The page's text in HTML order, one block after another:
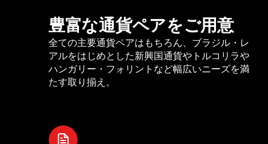
豊富な通貨ペアをご用意
全ての主要通貨ペアはもちろん、ブラジル・レ
アルをはじめとした新興国通貨やトルコリラや
ハンガリー・フォリントなど幅広いニーズを満
たす取り揃え。